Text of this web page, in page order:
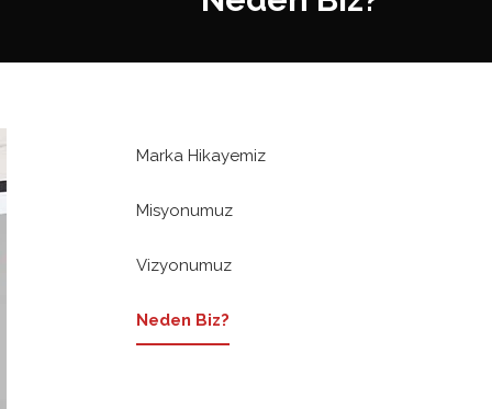
Marka Hikayemiz
Misyonumuz
Vizyonumuz
Neden Biz?